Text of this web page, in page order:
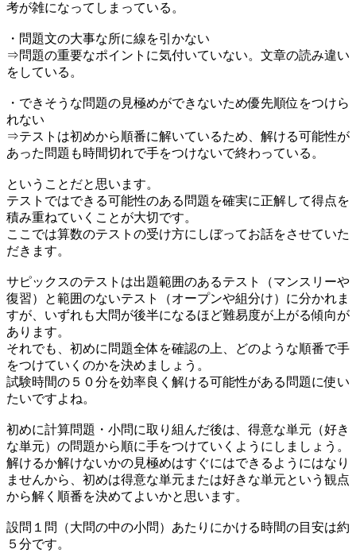
考が雑になってしまっている。
・問題文の大事な所に線を引かない
⇒問題の重要なポイントに気付いていない。文章の読み違い
をしている。
・できそうな問題の見極めができないため優先順位をつけら
れない
⇒テストは初めから順番に解いているため、解ける可能性が
あった問題も時間切れで手をつけないで終わっている。
ということだと思います。
テストではできる可能性のある問題を確実に正解して得点を
積み重ねていくことが大切です。
ここでは算数のテストの受け方にしぼってお話をさせていた
だきます。
サピックスのテストは出題範囲のあるテスト（マンスリーや
復習）と範囲のないテスト（オープンや組分け）に分かれま
すが、いずれも大問が後半になるほど難易度が上がる傾向が
あります。
それでも、初めに問題全体を確認の上、どのような順番で手
をつけていくのかを決めましょう。
試験時間の５０分を効率良く解ける可能性がある問題に使い
たいですよね。
初めに計算問題・小問に取り組んだ後は、得意な単元（好き
な単元）の問題から順に手をつけていくようにしましょう。
解けるか解けないかの見極めはすぐにはできるようにはなり
ませんから、初めは得意な単元または好きな単元という観点
から解く順番を決めてよいかと思います。
設問１問（大問の中の小問）あたりにかける時間の目安は約
５分です。